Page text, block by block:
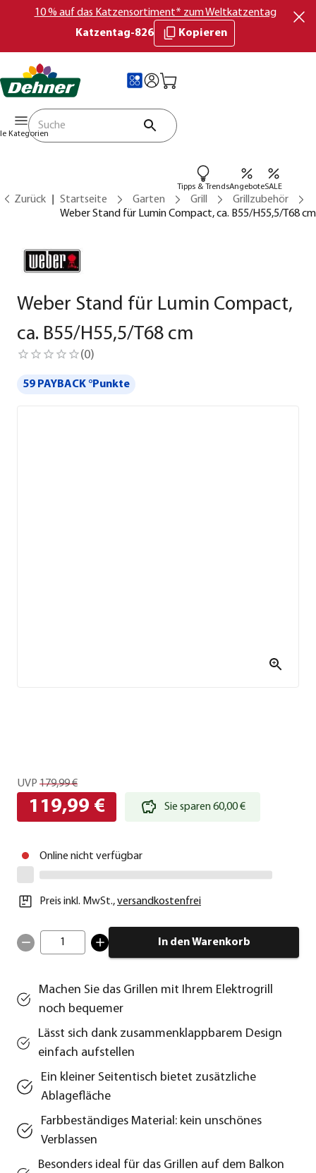
10 % auf das Katzensortiment* zum Weltkatzentag
Katzentag-826
Kopieren
Kategorien
Tipps & TrendsAngeboteSALE
Zurück Startseite Garten Grill
Grillzubehör
Weber Stand für Lumin Compact, ca. B55/H55,5/T68 cm
Weber Stand für Lumin Compact,
ca. B55/H55,5/T68 cm
(0)
59 PAYBACK °Punkte
UVP 179,99 €
119,99 € Sie sparen 60,00 €
Online nicht verfügbar
Preis inkl. MwSt.,versandkostenfrei
1 In den Warenkorb
Machen Sie das Grillen mit Ihrem Elektrogrill
noch bequemer
Lässt sich dank zusammenklappbarem Design
einfach aufstellen
Ein kleiner Seitentisch bietet zusätzliche
Ablagefläche
Farbbeständiges Material: kein unschönes
Verblassen
Besonders ideal für das Grillen auf dem Balkon